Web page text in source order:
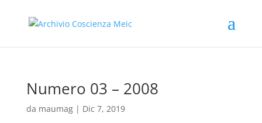
Numero 03 – 2008
da maumag| Dic 7, 2019